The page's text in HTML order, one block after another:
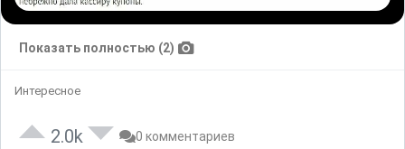
Показать полностью (2)
Интересное
2.0k 0 комментариев